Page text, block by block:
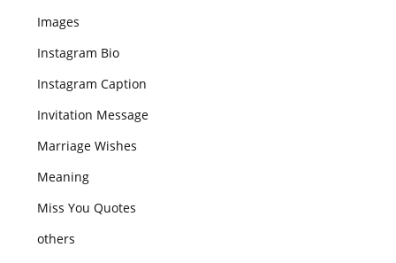
Images
Instagram Bio
Instagram Caption
Invitation Message
Marriage Wishes
Meaning
Miss You Quotes
others